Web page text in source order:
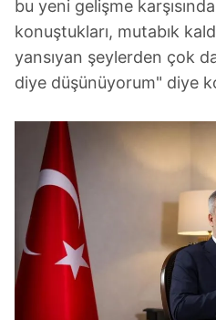
bu yeni gelişme
konuştukları, mutabık
yansıyan şeylerden çok
diye düşünüyorum" diye